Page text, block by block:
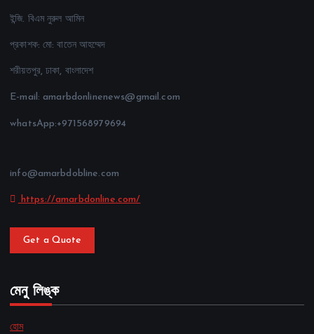
ইন্জি. বিএম নুরুল আমিন
প্রকাশক: মো: বাতেন আহম্মেদ
শরীয়তপুর, ঢাকা, বাংলাদেশ
E-mail: amarbdonlinenews@gmail.com
whatsApp:+971568979694
info@amarbdobline.com
https://amarbdonline.com/
Get a Quote
মেনু লিঙ্ক
হোম